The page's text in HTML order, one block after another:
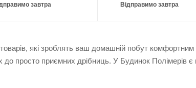
завтра Відправимо завтра
які зроблять ваш домашній побут
до просто приємних дрібниць. У Будинок Полімерів